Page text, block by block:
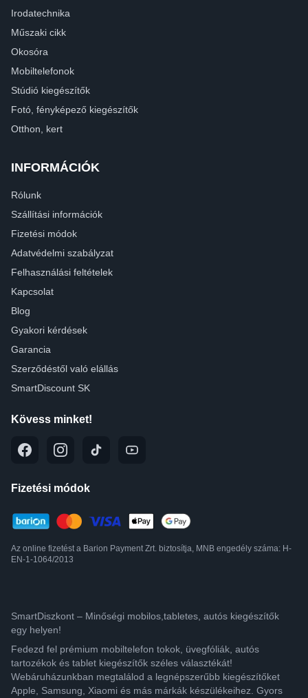
Irodatechnika
Műszaki cikk
Okosóra
Mobiltelefonok
Stúdió kiegészítők
Fotó, fényképező kiegészítők
Otthon, kert
INFORMÁCIÓK
Rólunk
Szállítási információk
Fizetési módok
Adatvédelmi szabályzat
Felhasználási feltételek
Kapcsolat
Blog
Gyakori kérdések
Garancia
Szerződéstől való elállás
SmartDiscount SK
Kövess minket!
Fizetési módok
Az online fizetést a Barion Payment Zrt. biztosítja, MNB engedély száma: H-
EN-1-1064/2013
SmartDiszkont – Minőségi mobilos,tabletes, autós kiegészítők
egy helyen!
Fedezd fel prémium mobiltelefon tokok, üvegfóliák, autós
tartozékok és tablet kiegészítők széles választékát!
Webáruházunkban megtalálod a legnépszerűbb kiegészítőket
Apple, Samsung, Xiaomi és más márkák készülékeihez. Gyors